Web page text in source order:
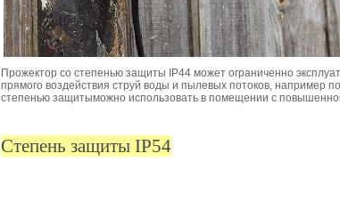
Прожектор со степенью защиты IP44 может ограниченно
прямого воздействия струй воды и пылевых потоков, например
степенью защитыможно использовать в помещении с
Степень защиты IP54